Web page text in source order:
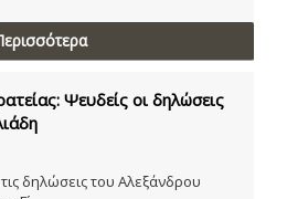
Ψευδείς οι δηλώσεις
δηλώσεις του Αλεξάνδρου